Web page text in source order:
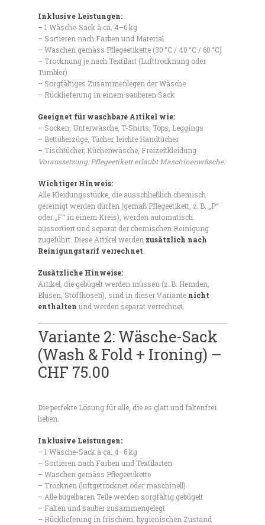
Inklusive Leistungen:
– 1 Wäsche-Sack à ca. 4–6 kg
– Sortieren nach Farben und Material
– Waschen gemäss Pflegeetikette (30 °C / 40 °C / 60 °C)
– Trocknung je nach Textilart (Lufttrocknung oder
Tumbler)
– Sorgfältiges Zusammenlegen der Wäsche
– Rücklieferung in einem sauberen Sack
Geeignet für waschbare Artikel wie:
– Socken, Unterwäsche, T-Shirts, Tops, Leggings
– Bettüberzüge, Tücher, leichte Handtücher
– Tischtücher, Küchenwäsche, Freizeitkleidung
Voraussetzung: Pflegeetikett erlaubt Maschinenwäsche.
Wichtiger Hinweis:
Alle Kleidungsstücke, die ausschließlich chemisch
gereinigt werden dürfen (gemäß Pflegeetikett, z. B. „P“
oder „F“ in einem Kreis), werden automatisch
aussortiert und separat der chemischen Reinigung
zugeführt. Diese Artikel werden zusätzlich nach
Reinigungstarif verrechnet.
Zusätzliche Hinweise:
Artikel, die gebügelt werden müssen (z. B. Hemden,
Blusen, Stoffhosen), sind in dieser Variante nicht
enthalten und werden separat verrechnet.
Variante 2: Wäsche-Sack
(Wash & Fold + Ironing) –
CHF 75.00
Die perfekte Lösung für alle, die es glatt und faltenfrei
lieben.
Inklusive Leistungen:
– 1 Wäsche-Sack à ca. 4–6 kg
– Sortieren nach Farben und Textilarten
– Waschen gemäss Pflegeetikette
– Trocknen (luftgetrocknet oder maschinell)
– Alle bügelbaren Teile werden sorgfältig gebügelt
– Falten und sauber zusammengelegt
– Rücklieferung in frischem, hygienischen Zustand